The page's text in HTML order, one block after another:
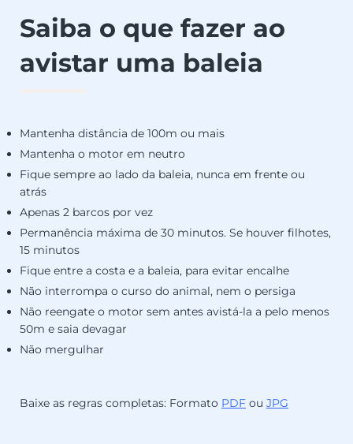
Saiba o que fazer ao
avistar uma baleia
Mantenha distância de 100m ou mais
Mantenha o motor em neutro
Fique sempre ao lado da baleia, nunca em frente ou
atrás
Apenas 2 barcos por vez
Permanência máxima de 30 minutos. Se houver filhotes,
15 minutos
Fique entre a costa e a baleia, para evitar encalhe
Não interrompa o curso do animal, nem o persiga
Não reengate o motor sem antes avistá-la a pelo menos
50m e saia devagar
Não mergulhar
Baixe as regras completas: Formato PDF ou JPG